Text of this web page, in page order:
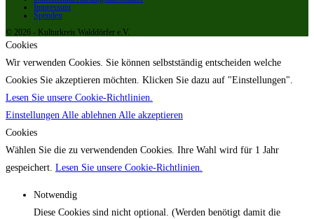
Impressum
Spenden
© 2026 - Kulturkreis Walddörfer e.V.
Cookies
Wir verwenden Cookies. Sie können selbstständig entscheiden welche
Cookies Sie akzeptieren möchten. Klicken Sie dazu auf "Einstellungen".
Lesen Sie unsere Cookie-Richtlinien.
Einstellungen Alle ablehnen Alle akzeptieren
Cookies
Wählen Sie die zu verwendenden Cookies. Ihre Wahl wird für 1 Jahr
gespeichert. Lesen Sie unsere Cookie-Richtlinien.
Notwendig
Diese Cookies sind nicht optional. (Werden benötigt damit die